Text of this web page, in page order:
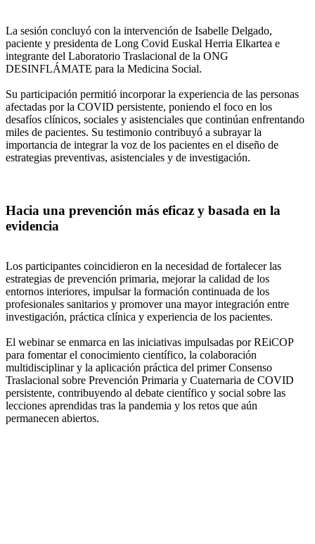
La sesión concluyó con la intervención de Isabelle Delgado,
paciente y presidenta de Long Covid Euskal Herria Elkartea e
integrante del Laboratorio Traslacional de la ONG
DESINFLÁMATE para la Medicina Social.
Su participación permitió incorporar la experiencia de las personas
afectadas por la COVID persistente, poniendo el foco en los
desafíos clínicos, sociales y asistenciales que continúan enfrentando
miles de pacientes. Su testimonio contribuyó a subrayar la
importancia de integrar la voz de los pacientes en el diseño de
estrategias preventivas, asistenciales y de investigación.
Hacia una prevención más eficaz y basada en la
evidencia
Los participantes coincidieron en la necesidad de fortalecer las
estrategias de prevención primaria, mejorar la calidad de los
entornos interiores, impulsar la formación continuada de los
profesionales sanitarios y promover una mayor integración entre
investigación, práctica clínica y experiencia de los pacientes.
El webinar se enmarca en las iniciativas impulsadas por REiCOP
para fomentar el conocimiento científico, la colaboración
multidisciplinar y la aplicación práctica del primer Consenso
Traslacional sobre Prevención Primaria y Cuaternaria de COVID
persistente, contribuyendo al debate científico y social sobre las
lecciones aprendidas tras la pandemia y los retos que aún
permanecen abiertos.